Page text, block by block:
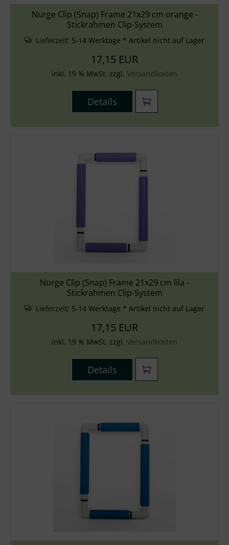
Nurge Clip (Snap) Frame 21x29 cm orange -
Stickrahmen Clip-System
Lieferzeit: 5-14 Werktage * Artikel nicht auf Lager
17,15 EUR
inkl. 19 % MwSt. zzgl. Versandkosten
Details
Nurge Clip (Snap) Frame 21x29 cm lila -
Stickrahmen Clip-System
Lieferzeit: 5-14 Werktage * Artikel nicht auf Lager
17,15 EUR
inkl. 19 % MwSt. zzgl. Versandkosten
Details